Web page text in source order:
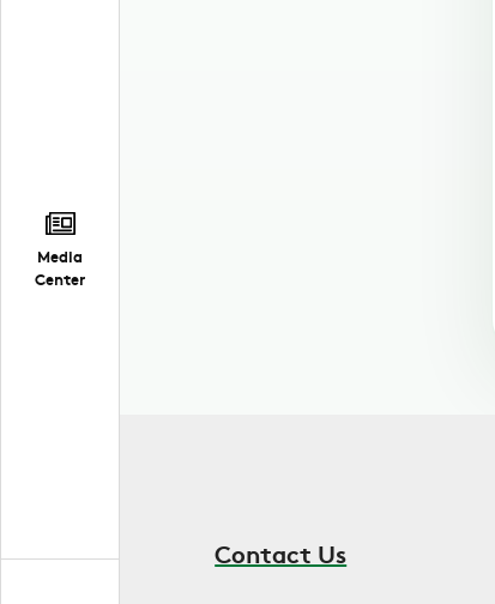
Media
Center
Contact Us